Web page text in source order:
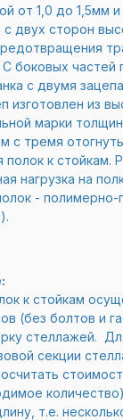
от 1,0 до 1,5мм
с двух сторон
С боковых частей
с двумя
изготовлен из
марки
с тремя
полок к стойкам.
нагрузка на
-
к стойкам
(без болтов и
стеллажей.
секции
т.е.